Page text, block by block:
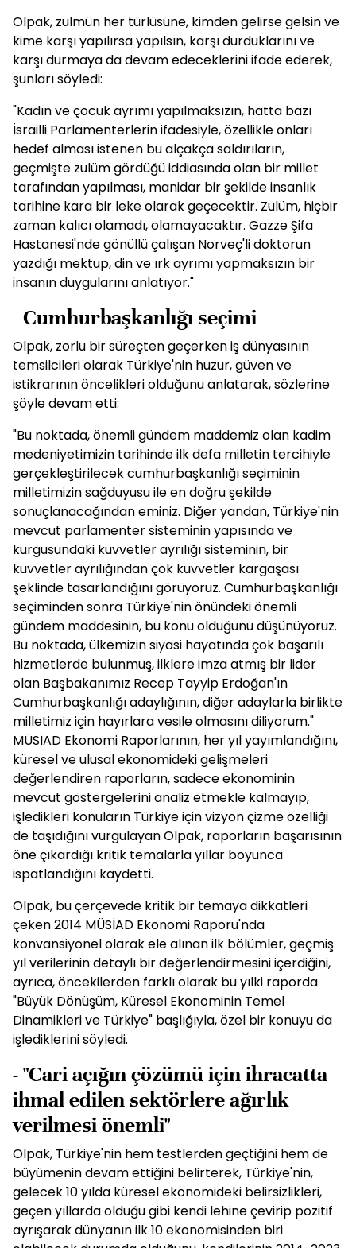
Olpak, zulmün her türlüsüne, kimden gelirse gelsin ve
kime karşı yapılırsa yapılsın, karşı durduklarını ve
karşı durmaya da devam edeceklerini ifade ederek,
şunları söyledi:
"Kadın ve çocuk ayrımı yapılmaksızın, hatta bazı
İsrailli Parlamenterlerin ifadesiyle, özellikle onları
hedef alması istenen bu alçakça saldırıların,
geçmişte zulüm gördüğü iddiasında olan bir millet
tarafından yapılması, manidar bir şekilde insanlık
tarihine kara bir leke olarak geçecektir. Zulüm, hiçbir
zaman kalıcı olamadı, olamayacaktır. Gazze Şifa
Hastanesi'nde gönüllü çalışan Norveç'li doktorun
yazdığı mektup, din ve ırk ayrımı yapmaksızın bir
insanın duygularını anlatıyor."
- Cumhurbaşkanlığı seçimi
Olpak, zorlu bir süreçten geçerken iş dünyasının
temsilcileri olarak Türkiye'nin huzur, güven ve
istikrarının öncelikleri olduğunu anlatarak, sözlerine
şöyle devam etti:
"Bu noktada, önemli gündem maddemiz olan kadim
medeniyetimizin tarihinde ilk defa milletin tercihiyle
gerçekleştirilecek cumhurbaşkanlığı seçiminin
milletimizin sağduyusu ile en doğru şekilde
sonuçlanacağından eminiz. Diğer yandan, Türkiye'nin
mevcut parlamenter sisteminin yapısında ve
kurgusundaki kuvvetler ayrılığı sisteminin, bir
kuvvetler ayrılığından çok kuvvetler kargaşası
şeklinde tasarlandığını görüyoruz. Cumhurbaşkanlığı
seçiminden sonra Türkiye'nin önündeki önemli
gündem maddesinin, bu konu olduğunu düşünüyoruz.
Bu noktada, ülkemizin siyasi hayatında çok başarılı
hizmetlerde bulunmuş, ilklere imza atmış bir lider
olan Başbakanımız Recep Tayyip Erdoğan'ın
Cumhurbaşkanlığı adaylığının, diğer adaylarla birlikte
milletimiz için hayırlara vesile olmasını diliyorum."
MÜSİAD Ekonomi Raporlarının, her yıl yayımlandığını,
küresel ve ulusal ekonomideki gelişmeleri
değerlendiren raporların, sadece ekonominin
mevcut göstergelerini analiz etmekle kalmayıp,
işledikleri konuların Türkiye için vizyon çizme özelliği
de taşıdığını vurgulayan Olpak, raporların başarısının
öne çıkardığı kritik temalarla yıllar boyunca
ispatlandığını kaydetti.
Olpak, bu çerçevede kritik bir temaya dikkatleri
çeken 2014 MÜSİAD Ekonomi Raporu'nda
konvansiyonel olarak ele alınan ilk bölümler, geçmiş
yıl verilerinin detaylı bir değerlendirmesini içerdiğini,
ayrıca, öncekilerden farklı olarak bu yılki raporda
"Büyük Dönüşüm, Küresel Ekonominin Temel
Dinamikleri ve Türkiye" başlığıyla, özel bir konuyu da
işlediklerini söyledi.
- "Cari açığın çözümü için ihracatta
ihmal edilen sektörlere ağırlık
verilmesi önemli"
Olpak, Türkiye'nin hem testlerden geçtiğini hem de
büyümenin devam ettiğini belirterek, Türkiye'nin,
gelecek 10 yılda küresel ekonomideki belirsizlikleri,
geçen yıllarda olduğu gibi kendi lehine çevirip pozitif
ayrışarak dünyanın ilk 10 ekonomisinden biri